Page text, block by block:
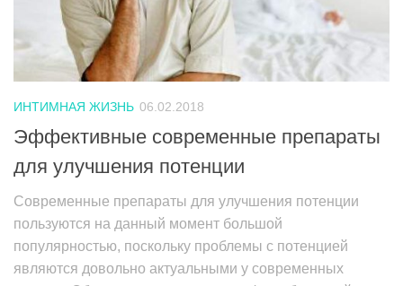
ИНТИМНАЯ ЖИЗНЬ 06.02.2018
Эффективные современные препараты
для улучшения потенции
Современные препараты для улучшения потенции
пользуются на данный момент большой
популярностью, поскольку проблемы с потенцией
являются довольно актуальными у современных